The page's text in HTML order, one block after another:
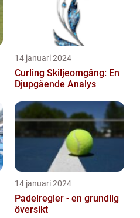
14 januari 2024
Curling Skiljeomgång: En
Djupgående Analys
14 januari 2024
Padelregler - en grundlig
översikt